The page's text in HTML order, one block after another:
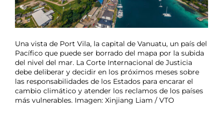
Una vista de Port Vila, la capital de Vanuatu, un país del
Pacífico que puede ser borrado del mapa por la subida
del nivel del mar. La Corte Internacional de Justicia
debe deliberar y decidir en los próximos meses sobre
las responsabilidades de los Estados para encarar el
cambio climático y atender los reclamos de los países
más vulnerables. Imagen: Xinjiang Liam / VTO